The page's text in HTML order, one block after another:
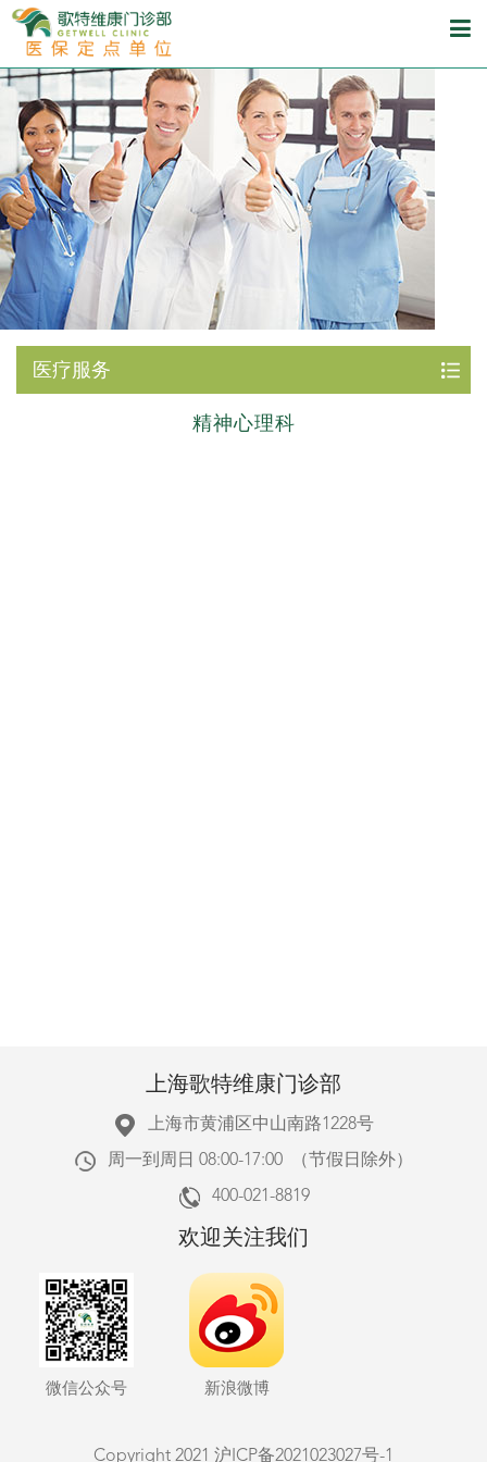
医疗服务
精神心理科
上海歌特维康门诊部
上海市黄浦区中山南路1228号
周一到周日 08:00-17:00 （节假日除外）
400-021-8819
欢迎关注我们
微信公众号 新浪微博
Copyright 2021 沪ICP备2021023027号-1